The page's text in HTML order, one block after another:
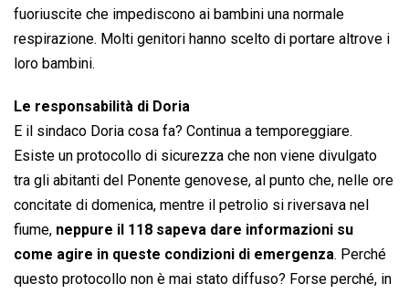
fuoriuscite che impediscono ai bambini una normale
respirazione. Molti genitori hanno scelto di portare altrove i
loro bambini.
Le responsabilità di Doria
E il sindaco Doria cosa fa? Continua a temporeggiare.
Esiste un protocollo di sicurezza che non viene divulgato
tra gli abitanti del Ponente genovese, al punto che, nelle ore
concitate di domenica, mentre il petrolio si riversava nel
fiume, neppure il 118 sapeva dare informazioni su
come agire in queste condizioni di emergenza. Perché
questo protocollo non è mai stato diffuso? Forse perché, in